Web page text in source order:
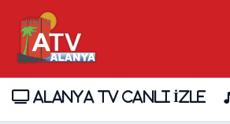
ALANYA TV CANLI İZLE